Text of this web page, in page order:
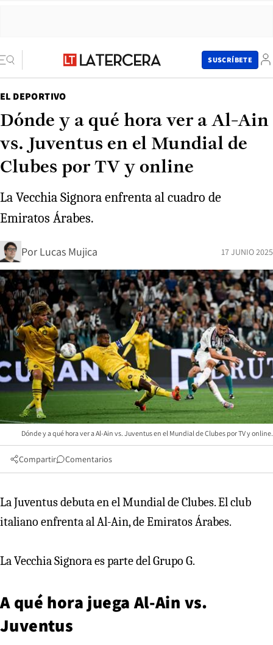
SUSCRÍBETE
EL DEPORTIVO
Dónde y a qué hora ver a Al-Ain
vs. Juventus en el Mundial de
Clubes por TV y online
La Vecchia Signora enfrenta al cuadro de
Emiratos Árabes.
Por Lucas Mujica 17 JUNIO 2025
Dónde y a qué hora ver a Al-Ain vs. Juventus en el Mundial de Clubes por TV y online.
Compartir Comentarios
La Juventus debuta en el Mundial de Clubes. El club
italiano enfrenta al Al-Ain, de Emiratos Árabes.
La Vecchia Signora es parte del Grupo G.
A qué hora juega Al-Ain vs.
Juventus